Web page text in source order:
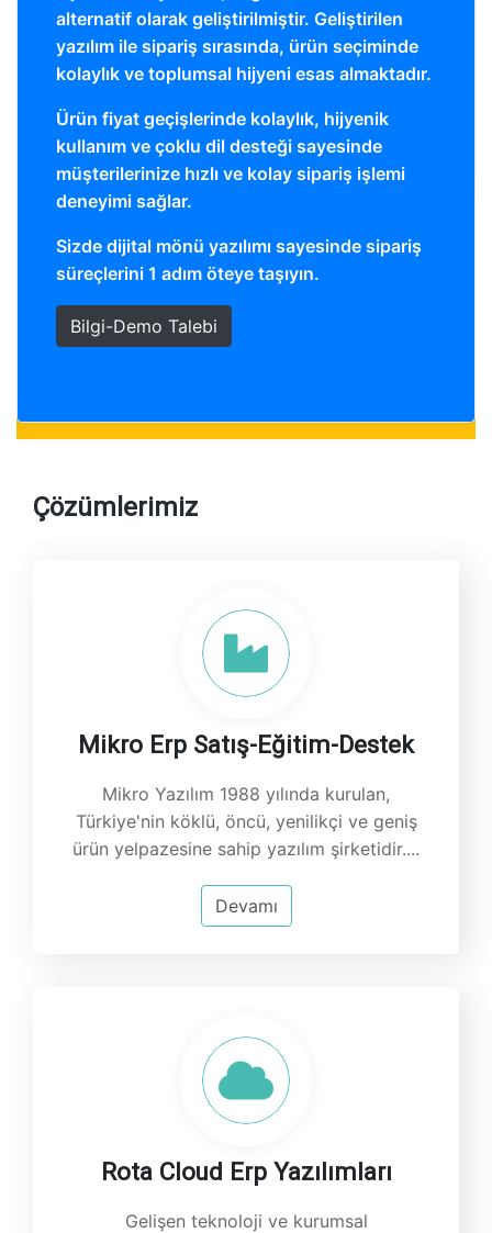
alternatif olarak geliştirilmiştir. Geliştirilen
yazılım ile sipariş sırasında, ürün seçiminde
kolaylık ve toplumsal hijyeni esas almaktadır.
Ürün fiyat geçişlerinde kolaylık, hijyenik
kullanım ve çoklu dil desteği sayesinde
müşterilerinize hızlı ve kolay sipariş işlemi
deneyimi sağlar.
Sizde dijital mönü yazılımı sayesinde sipariş
süreçlerini 1 adım öteye taşıyın.
Bilgi-Demo Talebi
Çözümlerimiz
Mikro Erp Satış-Eğitim-Destek
Mikro Yazılım 1988 yılında kurulan,
Türkiye'nin köklü, öncü, yenilikçi ve geniş
ürün yelpazesine sahip yazılım şirketidir....
Devamı
Rota Cloud Erp Yazılımları
Gelişen teknoloji ve kurumsal